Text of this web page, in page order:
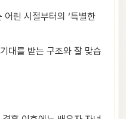
어린 시절부터의 ‘특별한
대를 받는 구조와 잘 맞습